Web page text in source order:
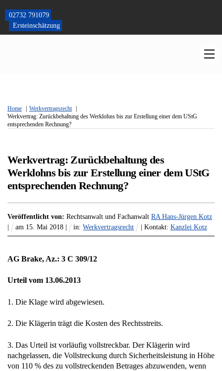
content
02732 791079
Ersteinschätzung
Home
Werkvertragsrecht
Werkvertrag: Zurückbehaltung des Werklohns bis zur Erstellung einer dem UStG
entsprechenden Rechnung?
Werkvertrag: Zurückbehaltung des
Werklohns bis zur Erstellung einer dem UStG
entsprechenden Rechnung?
Veröffentlicht von: Rechtsanwalt und Fachanwalt RA Hans-Jürgen Kotz
am 15.Mai 2018 in:Werkvertragsrecht | Kontakt: Kanzlei Kotz
AG Brake, Az.: 3 C 309/12
Urteil vom 13.06.2013
1. Die Klage wird abgewiesen.
2. Die Klägerin trägt die Kosten des Rechtsstreits.
3. Das Urteil ist vorläufig vollstreckbar. Der Klägerin wird
nachgelassen, die Vollstreckung durch Sicherheitsleistung in Höhe
von 110 % des zu vollstreckenden Betrages abzuwenden, wenn